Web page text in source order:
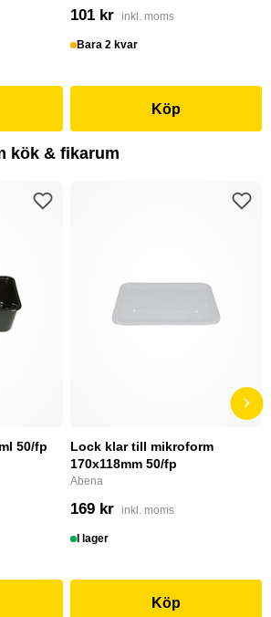
101 kr inkl. moms
Bara 2 kvar
Köp
kök & fikarum
50/fp
Lock klar till mikroform
170x118mm 50/fp
Abena
169 kr inkl. moms
I lager
Köp